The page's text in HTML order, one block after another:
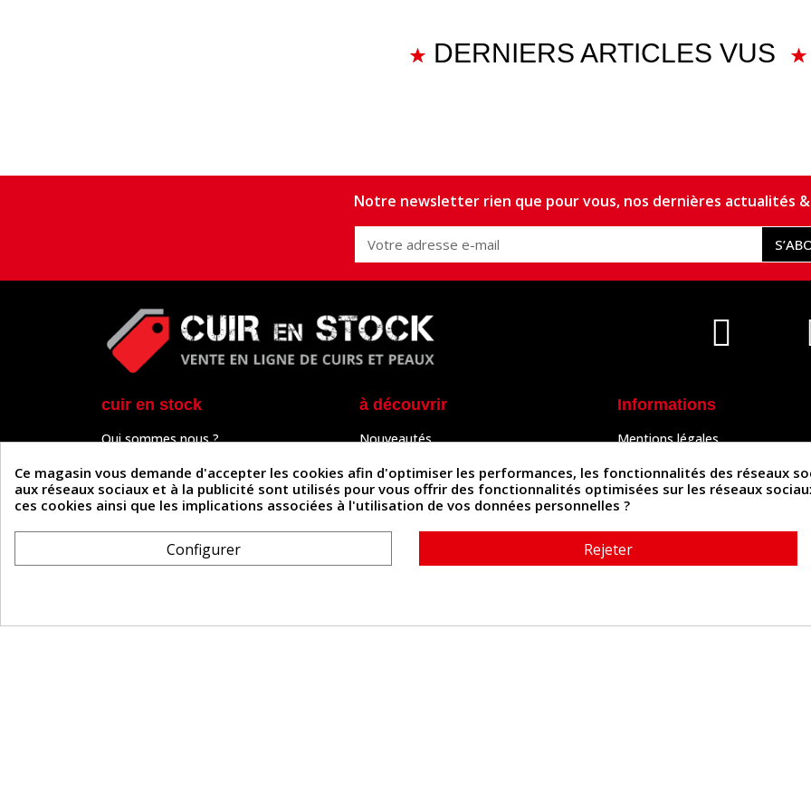
DERNIERS ARTICLES VUS
Notre newsletter rien que pour vous, nos dernières actualités
cuir en stock
Qui sommes nous ?
Paiement sécurisé
Un problème de connexion ?
Frais de livraison
Formulaire de rétractation
à découvrir
Nouveautés
Outils & Accessoires
Tutos
Actualités
Informations
Mentions légales
Politique de confidentialité
Politique des cookies
Contactez-nous
Ce magasin vous demande d'accepter les cookies afin d'optimiser les performances, les fonctionnalités des réseaux
aux réseaux sociaux et à la publicité sont utilisés pour vous offrir des fonctionnalités optimisées sur les réseaux
ces cookies ainsi que les implications associées à l'utilisation de vos données personnelles ?
Configurer Rejeter